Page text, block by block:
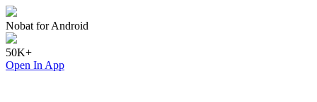
Nobat for Android
50K+
Open In App